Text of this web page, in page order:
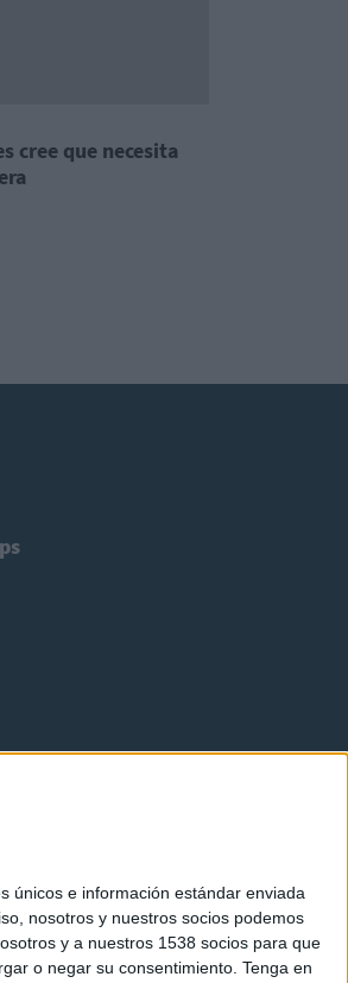
únicos e información estándar enviada
nosotros y nuestros socios podemos
y a nuestros 1538 socios para que
o negar su consentimiento. Tenga en
cree que necesita